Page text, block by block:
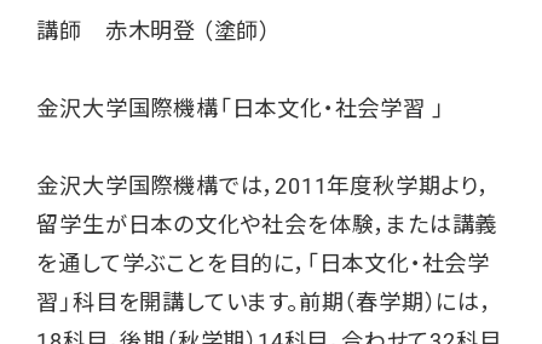
講師 赤木明登 （塗師）
金沢大学国際機構「日本文化・社会学習 」
金沢大学国際機構では，2011年度秋学期より，
留学生が日本の文化や社会を体験，または講義
を通して学ぶことを目的に，「日本文化・社会学
習」科目を開講しています。前期（春学期）には，